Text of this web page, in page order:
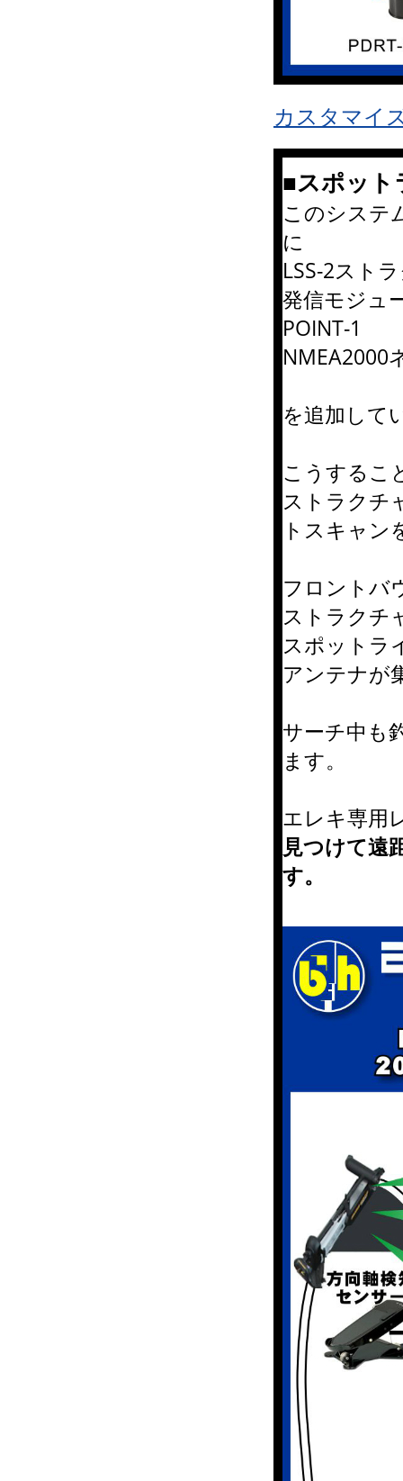
カスタマイ
■スポッ
このシステ
に
LSS-2スト
発信モジュ
POINT-1
NMEA2000
を追加して
こうするこ
ストラクチ
トスキャン
フロントバ
ストラクチ
スポットラ
アンテナが
サーチ中も
ます。
エレキ専用
見つけて遠
す。